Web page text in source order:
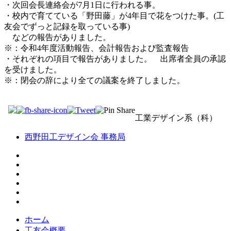
・次回会長連絡会が7月1日に行われる事。
・校内で育てている「野田藤」が4年目で花をつけた事。(工
友会でずっと記録を取っている事)
などの報告がありました。
※：令和4年度活動報告、会計報告および監査報告
・それぞれの項目で報告がありました。 出席者全員の承認
を受けました。
※：閉会の辞により全ての議案を終了しました。
工業デザイン系（科）
西野田工デザイン会 事務局
ホーム